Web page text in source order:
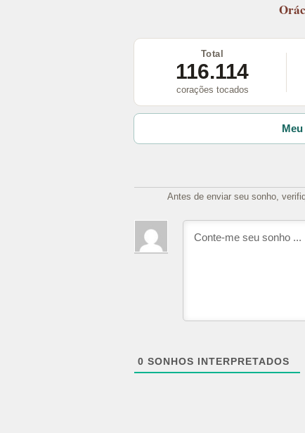
Total
116.114
corações tocados
Antes de enviar seu sonho,
0 SONHOS INTERPRETADOS